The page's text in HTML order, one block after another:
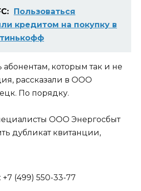
Пользоваться
кредитом на покупку в
абонентам, которым так и не
рассказали в ООО
По порядку.
ООО Энергосбыт
дубликат квитанции,
(499) 550-33-77